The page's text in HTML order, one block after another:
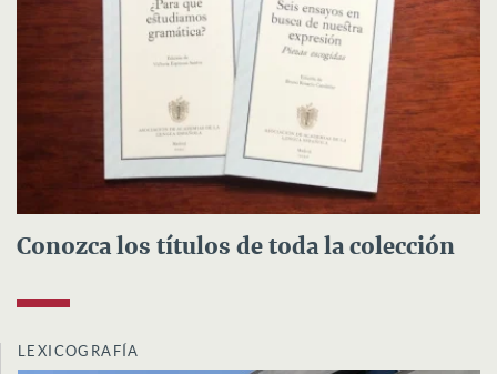
Conozca los títulos de toda la colección
LEXICOGRAFÍA